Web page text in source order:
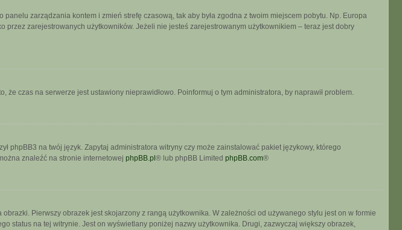
zarządzania kontem i zmień strefę czasową, tak aby była zgodna z twoim miejscem pobytu. Np. Europa
zarejestrowanych użytkowników. Jeżeli nie jesteś zarejestrowanym użytkownikiem – teraz jest dobry
czas na serwerze jest ustawiony nieprawidłowo. Poinformuj o tym administratora, by naprawił problem.
phpBB3 na twój język. Zapytaj administratora witryny czy może zainstalować pakiet językowy, którego
znaleźć na stronie internetowej phpBB.pl ® lub phpBB Limited phpBB.com®
Pierwszy obrazek jest skojarzony z rangą użytkownika. W zależności od używanego stylu jest on w formie
status na tej witrynie. Jest on wyświetlany poniżej nazwy użytkownika. Drugi, zazwyczaj większy obrazek,